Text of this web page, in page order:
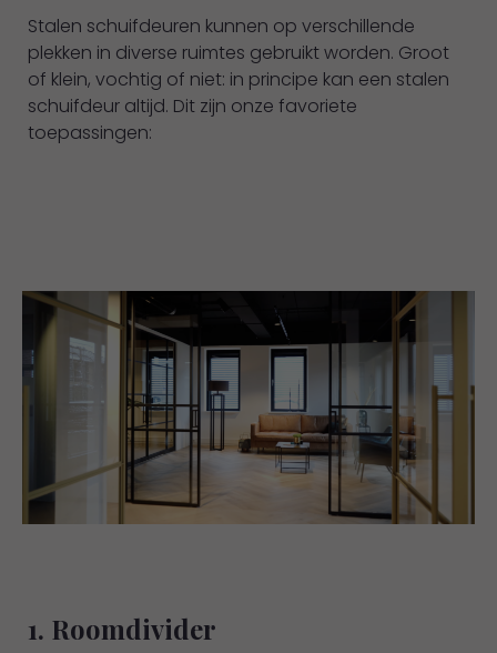
Stalen schuifdeuren kunnen op verschillende
plekken in diverse ruimtes gebruikt worden. Groot
of klein, vochtig of niet: in principe kan een stalen
schuifdeur altijd. Dit zijn onze favoriete
toepassingen:
1. Roomdivider